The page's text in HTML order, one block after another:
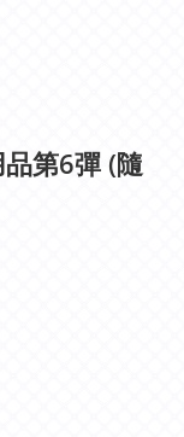
第6彈 (隨